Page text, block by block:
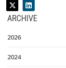
ARCHIVE
2026
2024